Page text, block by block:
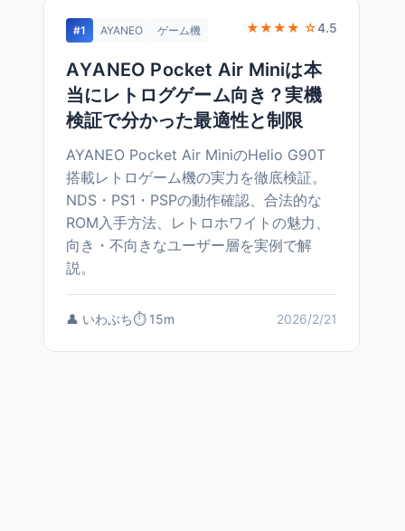
#1 AYANEO ゲーム機 ★★★★ ☆4.5
AYANEO Pocket Air Miniは本
当にレトログゲーム向き？実機
検証で分かった最適性と制限
AYANEO Pocket Air MiniのHelio G90T
搭載レトロゲーム機の実力を徹底検証。
NDS・PS1・PSPの動作確認、合法的な
ROM入手方法、レトロホワイトの魅力、
向き・不向きなユーザー層を実例で解
説。
👤 いわぶち⏱️ 15m 2026/2/21